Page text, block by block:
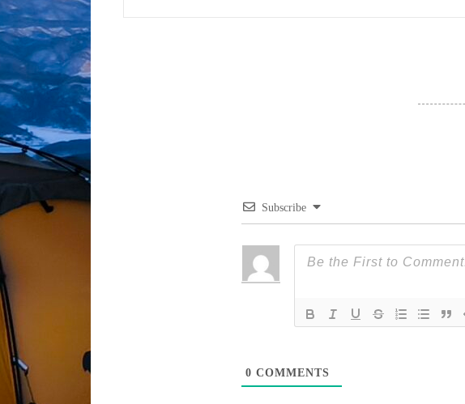
Subscribe
0 COMMENTS